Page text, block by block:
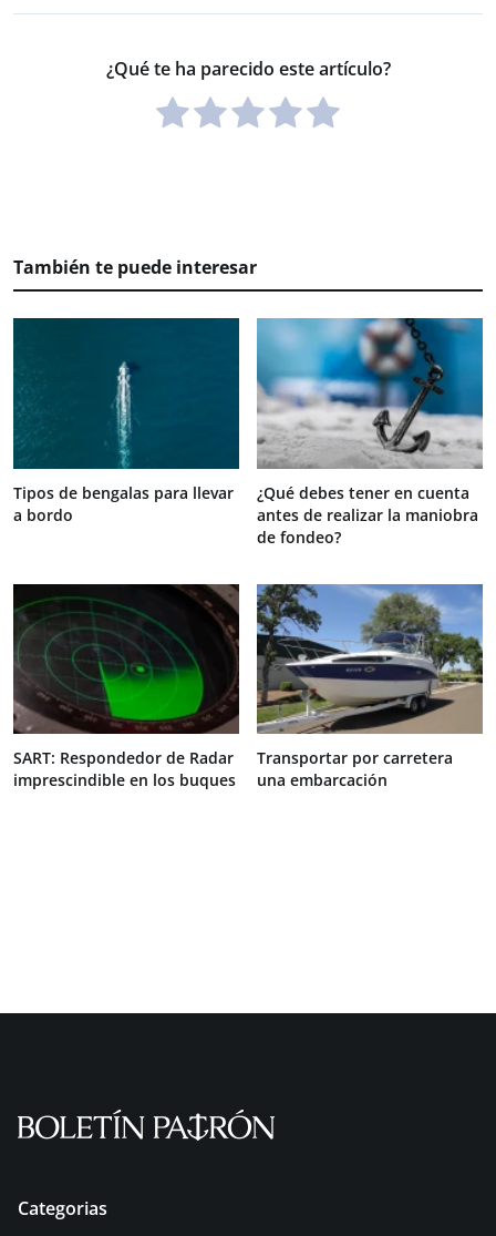
¿Qué te ha parecido este artículo?
También te puede interesar
Tipos de bengalas para llevar
a bordo
¿Qué debes tener en cuenta
antes de realizar la maniobra
de fondeo?
SART: Respondedor de Radar
imprescindible en los buques
Transportar por carretera
una embarcación
Categorias